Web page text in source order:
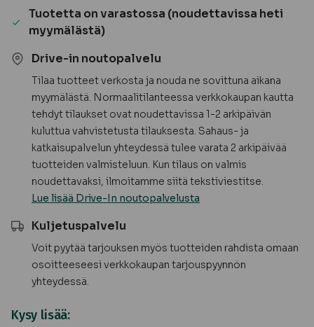
ltk)
määrä
Tuotetta on varastossa (noudettavissa heti
myymälästä)
Drive-in noutopalvelu
Tilaa tuotteet verkosta ja nouda ne sovittuna aikana
myymälästä. Normaalitilanteessa verkkokaupan kautta
tehdyt tilaukset ovat noudettavissa 1-2 arkipäivän
kuluttua vahvistetusta tilauksesta. Sahaus- ja
katkaisupalvelun yhteydessä tulee varata 2 arkipäivää
tuotteiden valmisteluun. Kun tilaus on valmis
noudettavaksi, ilmoitamme siitä tekstiviestitse.
Lue lisää Drive-In noutopalvelusta
Kuljetuspalvelu
Voit pyytää tarjouksen myös tuotteiden rahdista omaan
osoitteeseesi verkkokaupan tarjouspyynnön
yhteydessä.
Kysy lisää: